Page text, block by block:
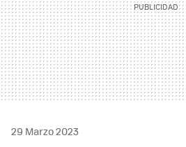
29 Marzo 2023